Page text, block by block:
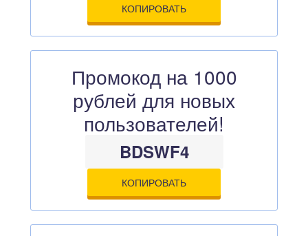
КОПИРОВАТЬ
Промокод на 1000
рублей для новых
пользователей!
BDSWF4
КОПИРОВАТЬ